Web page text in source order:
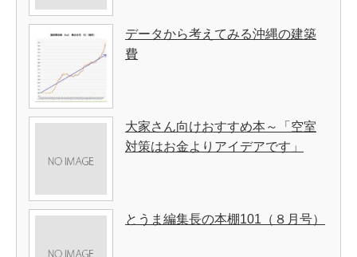
データから考えてみる沖縄の建築
費
大家さん向けおすすめ本～「空室
対策はお金よりアイデアです」
とうま編集長の本棚101（８月号）